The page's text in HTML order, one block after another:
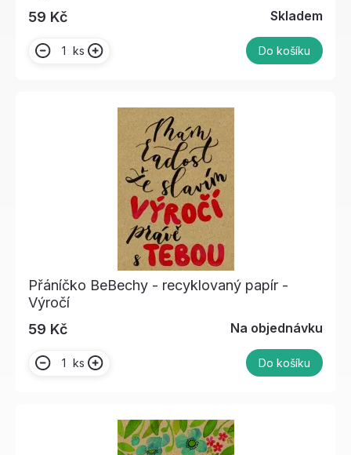
59 Kč
Skladem
ks Do košíku
Přáníčko BeBechy - recyklovaný papír -
Výročí
59 Kč
Na objednávku
ks Do košíku